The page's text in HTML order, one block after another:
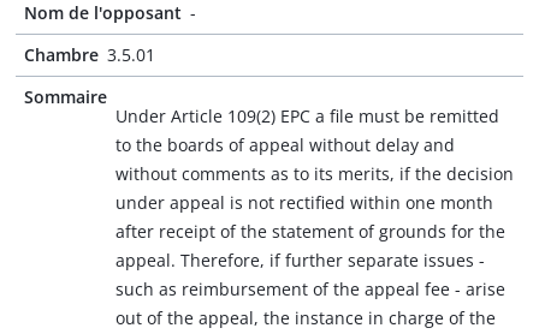
Nom de l'opposant -
Chambre 3.5.01
Sommaire
Under Article 109(2) EPC a file must be remitted
to the boards of appeal without delay and
without comments as to its merits, if the decision
under appeal is not rectified within one month
after receipt of the statement of grounds for the
appeal. Therefore, if further separate issues -
such as reimbursement of the appeal fee - arise
out of the appeal, the instance in charge of the